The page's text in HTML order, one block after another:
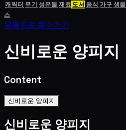
캐릭터 무기 성유물재료도서 음식 가구생물
스
목록으로 돌아가기
신비로운 양피지
Content
신비로운 양피지
신비로운 양피지